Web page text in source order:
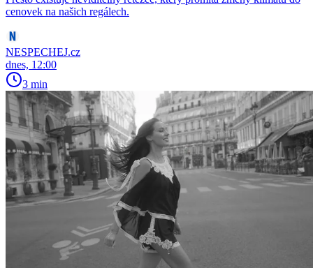
cenovek na našich regálech.
NESPECHEJ.cz
dnes, 12:00
3 min